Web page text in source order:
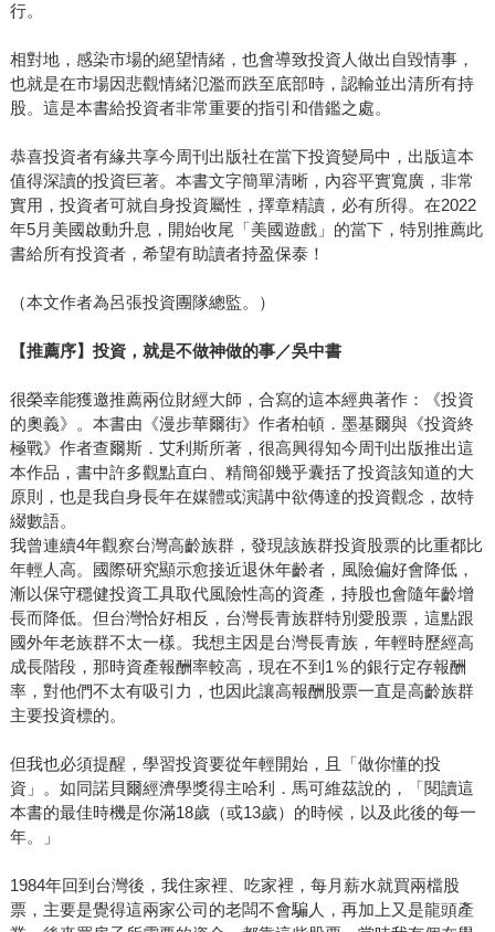
行。
相對地，感染市場的絕望情緒，也會導致投資人做出自毀情事，
也就是在市場因悲觀情緒氾濫而跌至底部時，認輸並出清所有持
股。這是本書給投資者非常重要的指引和借鑑之處。
恭喜投資者有緣共享今周刊出版社在當下投資變局中，出版這本
值得深讀的投資巨著。本書文字簡單清晰，內容平實寬廣，非常
實用，投資者可就自身投資屬性，擇章精讀，必有所得。在2022
年5月美國啟動升息，開始收尾「美國遊戲」的當下，特別推薦此
書給所有投資者，希望有助讀者持盈保泰！
（本文作者為呂張投資團隊總監。）
【推薦序】投資，就是不做神做的事／吳中書
很榮幸能獲邀推薦兩位財經大師，合寫的這本經典著作：《投資
的奧義》。本書由《漫步華爾街》作者柏頓．墨基爾與《投資終
極戰》作者查爾斯．艾利斯所著，很高興得知今周刊出版推出這
本作品，書中許多觀點直白、精簡卻幾乎囊括了投資該知道的大
原則，也是我自身長年在媒體或演講中欲傳達的投資觀念，故特
綴數語。
我曾連續4年觀察台灣高齡族群，發現該族群投資股票的比重都比
年輕人高。國際研究顯示愈接近退休年齡者，風險偏好會降低，
漸以保守穩健投資工具取代風險性高的資產，持股也會隨年齡增
長而降低。但台灣恰好相反，台灣長青族群特別愛股票，這點跟
國外年老族群不太一樣。我想主因是台灣長青族，年輕時歷經高
成長階段，那時資產報酬率較高，現在不到1％的銀行定存報酬
率，對他們不太有吸引力，也因此讓高報酬股票一直是高齡族群
主要投資標的。
但我也必須提醒，學習投資要從年輕開始，且「做你懂的投
資」。如同諾貝爾經濟學獎得主哈利．馬可維茲說的，「閱讀這
本書的最佳時機是你滿18歲（或13歲）的時候，以及此後的每一
年。」
1984年回到台灣後，我住家裡、吃家裡，每月薪水就買兩檔股
票，主要是覺得這兩家公司的老闆不會騙人，再加上又是龍頭產